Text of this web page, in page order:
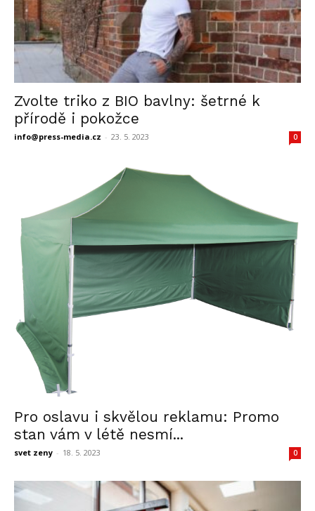
Zvolte triko z BIO bavlny: šetrné k
přírodě i pokožce
info@press-media.cz - 23. 5. 2023 0
Pro oslavu i skvělou reklamu: Promo
stan vám v létě nesmí...
svet zeny - 18. 5. 2023 0